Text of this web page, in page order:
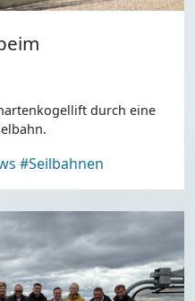
durch eine
#Seilbahnen